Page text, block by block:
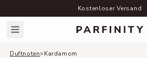
Kostenloser Versand
Duftnoten>Kardamom